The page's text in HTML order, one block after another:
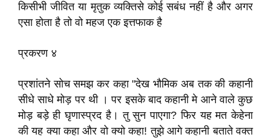
किसीभी जीवित या मृतुक व्यक्तिसे कोई सबंध नहीं है और अगर
एसा होता है तो वो महज एक इत्तफाक है
प्रकरण ४
प्रशांतने सोच समझ कर कहा "देख भौमिक अब तक की कहानी
सीधे साधे मोड़ पर थी । पर इसके बाद कहानी मे आने वाले कुछ
मोड़ बड़े ही घृणास्प्रद है। तु सुन पाएगा? फिर यह मत केहेना
की यह क्या कहा और वो क्यो कहा! तुझे आगे कहानी बताते वक्त